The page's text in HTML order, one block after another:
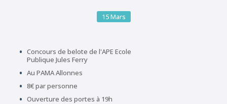
15Mars
Concours de belote de l'APE Ecole
Publique Jules Ferry
Au PAMA Allonnes
8€ par personne
Ouverture des portes à 19h